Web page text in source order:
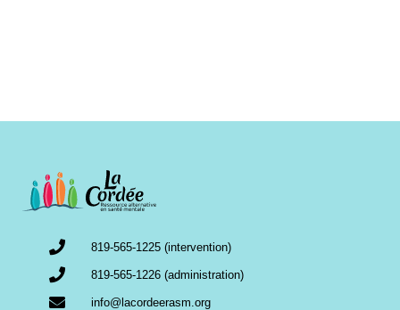
819-565-1225 (intervention)
819-565-1226 (administration)
info@lacordeerasm.org